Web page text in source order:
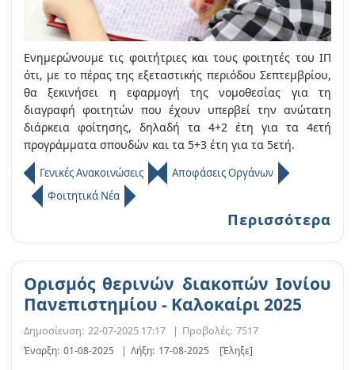
Ενημερώνουμε τις φοιτήτριες και τους φοιτητές του ΙΠ
ότι, με το πέρας της εξεταστικής περιόδου Σεπτεμβρίου,
θα ξεκινήσει η εφαρμογή της νομοθεσίας για τη
διαγραφή φοιτητών που έχουν υπερβεί την ανώτατη
διάρκεια φοίτησης, δηλαδή τα 4+2 έτη για τα 4ετή
προγράμματα σπουδών και τα 5+3 έτη για τα 5ετή.
Γενικές Ανακοινώσεις
Αποφάσεις Οργάνων
Φοιτητικά Νέα
Περισσότερα
Ορισμός θερινών διακοπών Ιονίου
Πανεπιστημίου - Καλοκαίρι 2025
Δημοσίευση: 22-07-2025 17:17 | Προβολές: 7517
Έναρξη: 01-08-2025 | Λήξη: 17-08-2025 [Έληξε]